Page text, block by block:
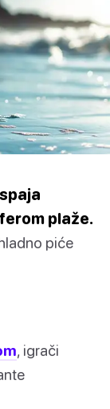
plaže.
piće
, igrači